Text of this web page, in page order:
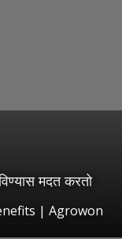
मदत करतो
| Agrowon